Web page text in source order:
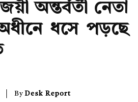
অন্তর্বর্তী নেতা
ধসে পড়ছে
By Desk Report